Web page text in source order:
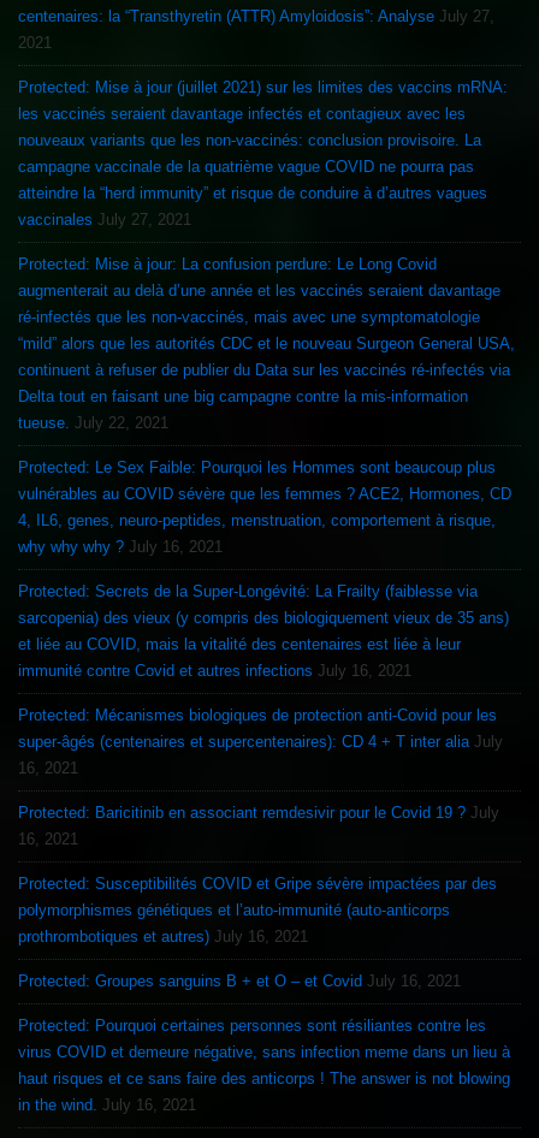
centenaires: la “Transthyretin (ATTR) Amyloidosis”: Analyse July 27,
2021
Protected: Mise à jour (juillet 2021) sur les limites des vaccins mRNA:
les vaccinés seraient davantage infectés et contagieux avec les
nouveaux variants que les non-vaccinés: conclusion provisoire. La
campagne vaccinale de la quatrième vague COVID ne pourra pas
atteindre la “herd immunity” et risque de conduire à d’autres vagues
vaccinales July 27, 2021
Protected: Mise à jour: La confusion perdure: Le Long Covid
augmenterait au delà d’une année et les vaccinés seraient davantage
ré-infectés que les non-vaccinés, mais avec une symptomatologie
“mild” alors que les autorités CDC et le nouveau Surgeon General USA,
continuent à refuser de publier du Data sur les vaccinés ré-infectés via
Delta tout en faisant une big campagne contre la mis-information
tueuse. July 22, 2021
Protected: Le Sex Faible: Pourquoi les Hommes sont beaucoup plus
vulnérables au COVID sévère que les femmes ? ACE2, Hormones, CD
4, IL6, genes, neuro-peptides, menstruation, comportement à risque,
why why why ? July 16, 2021
Protected: Secrets de la Super-Longévité: La Frailty (faiblesse via
sarcopenia) des vieux (y compris des biologiquement vieux de 35 ans)
et liée au COVID, mais la vitalité des centenaires est liée à leur
immunité contre Covid et autres infections July 16, 2021
Protected: Mécanismes biologiques de protection anti-Covid pour les
super-âgés (centenaires et supercentenaires): CD 4 + T inter alia July
16, 2021
Protected: Baricitinib en associant remdesivir pour le Covid 19 ? July
16, 2021
Protected: Susceptibilités COVID et Gripe sévère impactées par des
polymorphismes génétiques et l’auto-immunité (auto-anticorps
prothrombotiques et autres) July 16, 2021
Protected: Groupes sanguins B + et O – et Covid July 16, 2021
Protected: Pourquoi certaines personnes sont résiliantes contre les
virus COVID et demeure négative, sans infection meme dans un lieu à
haut risques et ce sans faire des anticorps ! The answer is not blowing
in the wind. July 16, 2021